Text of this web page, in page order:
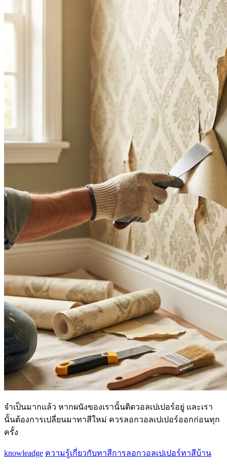
จำเป็นมากแล้ว หากผนังของเรานั้นติดวอลเปเปอร์อยู่ และเรา
นั้นต้องการเปลี่ยนมาทาสีใหม่ ควรลอกวอลเปเปอร์ออกก่อนทุก
ครั้ง
knowleadge ความรู้เกี่ยวกับทาสีการลอกวอลเปเปอร์ทาสีบ้าน